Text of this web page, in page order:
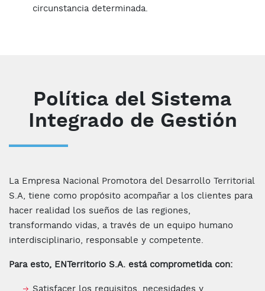
circunstancia determinada.
Política del Sistema
Integrado de Gestión
La Empresa Nacional Promotora del Desarrollo Territorial
S.A, tiene como propósito acompañar a los clientes para
hacer realidad los sueños de las regiones,
transformando vidas, a través de un equipo humano
interdisciplinario, responsable y competente.
Para esto, ENTerritorio S.A. está comprometida con: